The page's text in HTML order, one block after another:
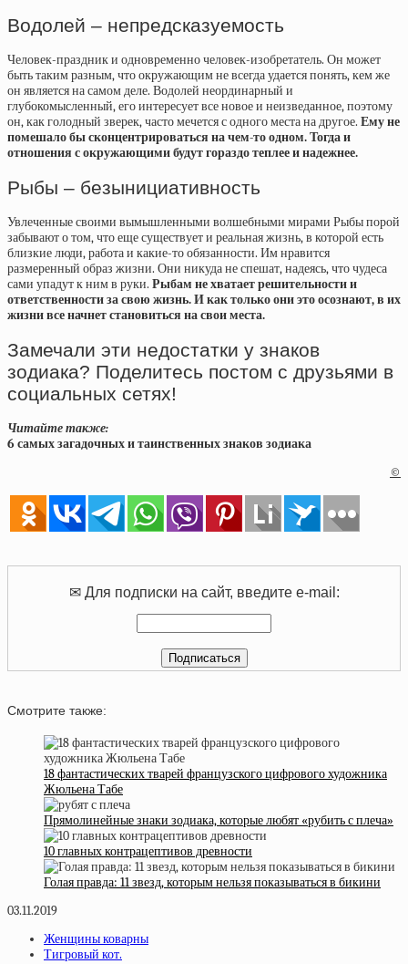
Водолей – непредсказуемость
Человек-праздник и одновременно человек-изобретатель. Он может
быть таким разным, что окружающим не всегда удается понять, кем же
он является на самом деле. Водолей неординарный и
глубокомысленный, его интересует все новое и неизведанное, поэтому
он, как голодный зверек, часто мечется с одного места на другое. Ему не
помешало бы сконцентрироваться на чем-то одном. Тогда и
отношения с окружающими будут гораздо теплее и надежнее.
Рыбы – безынициативность
Увлеченные своими вымышленными волшебными мирами Рыбы порой
забывают о том, что еще существует и реальная жизнь, в которой есть
близкие люди, работа и какие-то обязанности. Им нравится
размеренный образ жизни. Они никуда не спешат, надеясь, что чудеса
сами упадут к ним в руки. Рыбам не хватает решительности и
ответственности за свою жизнь. И как только они это осознают, в их
жизни все начнет становиться на свои места.
Замечали эти недостатки у знаков
зодиака? Поделитесь постом с друзьями в
социальных сетях!
Читайте также:
6 самых загадочных и таинственных знаков зодиака
©
✉ Для подписки на сайт, введите e-mail:
Смотрите также:
18 фантастических тварей французского цифрового художника
Жюльена Табе
Прямолинейные знаки зодиака, которые любят «рубить с плеча»
10 главных контрацептивов древности
Голая правда: 11 звезд, которым нельзя показываться в бикини
03.11.2019
Женщины коварны
Тигровый кот.